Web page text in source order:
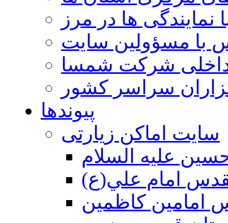
نمایندگی ها در مرز
با مسؤولین سایت
شرکت شمسا
سراسر کشور
پیوندها
سایت اماکن زیارتی
عليه السلام
امام علي(ع)
امامين كاظمين